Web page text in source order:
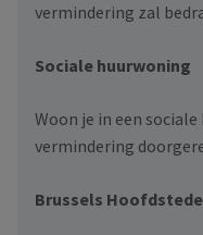
vermindering zal
Sociale huurwoning
Woon je in een
vermindering
Brussels